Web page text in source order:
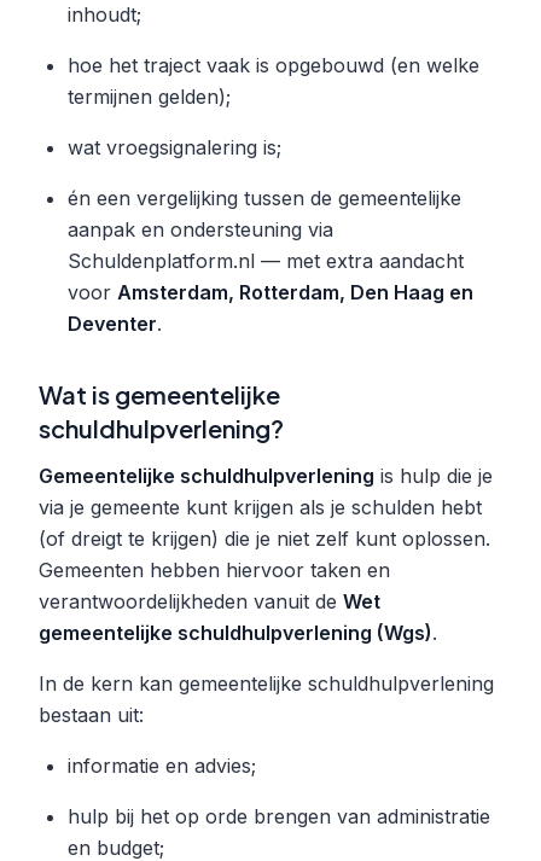
inhoudt;
hoe het traject vaak is opgebouwd (en welke
termijnen gelden);
wat vroegsignalering is;
én een vergelijking tussen de gemeentelijke
aanpak en ondersteuning via
Schuldenplatform.nl — met extra aandacht
voor Amsterdam, Rotterdam, Den Haag en
Deventer.
Wat is gemeentelijke
schuldhulpverlening?
Gemeentelijke schuldhulpverlening is hulp die je
via je gemeente kunt krijgen als je schulden hebt
(of dreigt te krijgen) die je niet zelf kunt oplossen.
Gemeenten hebben hiervoor taken en
verantwoordelijkheden vanuit de Wet
gemeentelijke schuldhulpverlening (Wgs).
In de kern kan gemeentelijke schuldhulpverlening
bestaan uit:
informatie en advies;
hulp bij het op orde brengen van administratie
en budget;